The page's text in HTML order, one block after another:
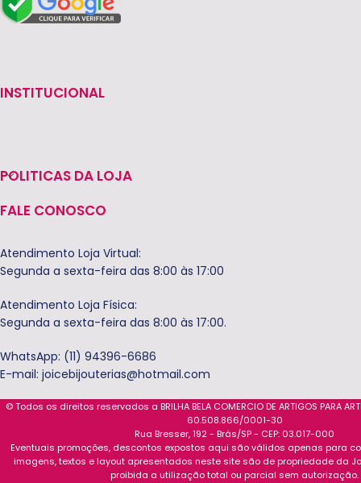
INSTITUCIONAL
POLITICAS DA LOJA
FALE CONOSCO
Atendimento Loja Virtual:
Segunda a sexta-feira das 8:00 às 17:00
Atendimento Loja Física:
Segunda a sexta-feira das 8:00 às 17:00.
WhatsApp: (11) 94396-6686
E-mail: joicebijouterias@hotmail.com
© Todos os direitos reservados a BRILHA BELA COMERCIO DE ARTIGOS PARA
60.508.866/0001-30
Rua Bresser, 192 - Brás/SP - CEP: 03.017-000
Eventuais promoções, descontos expostos aqui são válidos apenas para
imagens, textos e layout apresentados neste site são de propriedade da
proibida a utilização total ou parcial sem autorização.